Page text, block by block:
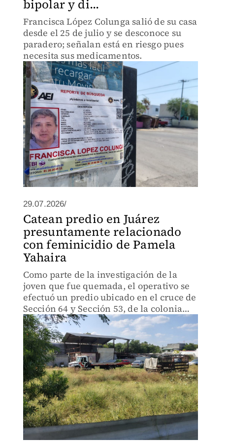
bipolar y di...
Francisca López Colunga salió de su casa
desde el 25 de julio y se desconoce su
paradero; señalan está en riesgo pues
necesita sus medicamentos.
29.07.2026/
Catean predio en Juárez
presuntamente relacionado
con feminicidio de Pamela
Yahaira
Como parte de la investigación de la
joven que fue quemada, el operativo se
efectuó un predio ubicado en el cruce de
Sección 64 y Sección 53, de la colonia
Lomas del Sol.